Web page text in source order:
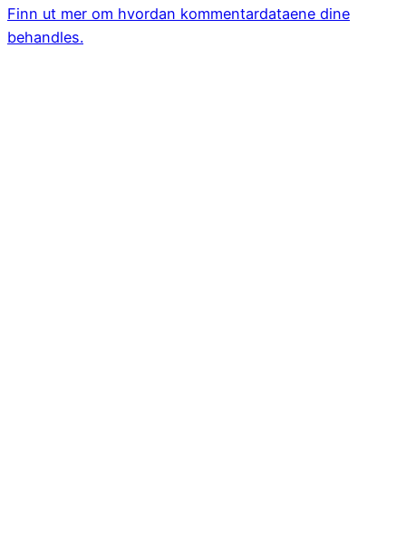
Finn ut mer om hvordan kommentardataene dine
behandles.